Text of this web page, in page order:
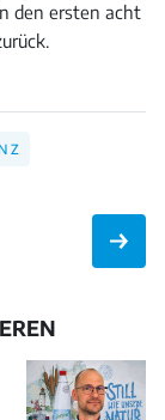
den ersten acht
Z